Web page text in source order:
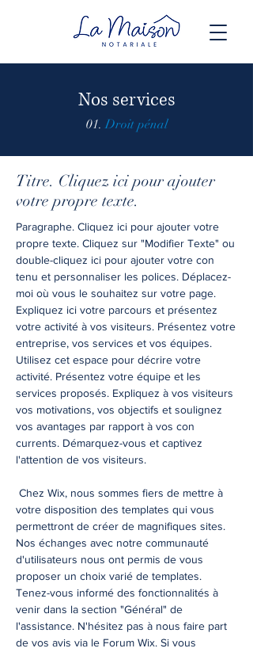
Nos services
01.Droit pénal
Titre. Cliquez ici pour ajouter
votre propre texte.
Paragraphe. Cliquez ici pour ajouter votre
propre texte. Cliquez sur "Modifier Texte" ou
double-cliquez ici pour ajouter votre con
tenu et personnaliser les polices. Déplacez-
moi où vous le souhaitez sur votre page.
Expliquez ici votre parcours et présentez
votre activité à vos visiteurs. Présentez votre
entreprise, vos services et vos équipes.
Utilisez cet espace pour décrire votre
activité. Présentez votre équipe et les
services proposés. Expliquez à vos visiteurs
vos motivations, vos objectifs et soulignez
vos avantages par rapport à vos con
currents. Démarquez-vous et captivez
l'attention de vos visiteurs.
Chez Wix, nous sommes fiers de mettre à
votre disposition des templates qui vous
permettront de créer de magnifiques sites.
Nos échanges avec notre communauté
d'utilisateurs nous ont permis de vous
proposer un choix varié de templates.
Tenez-vous informé des fonctionnalités à
venir dans la section "Général" de
l'assistance. N'hésitez pas à nous faire part
de vos avis via le Forum Wix. Si vous